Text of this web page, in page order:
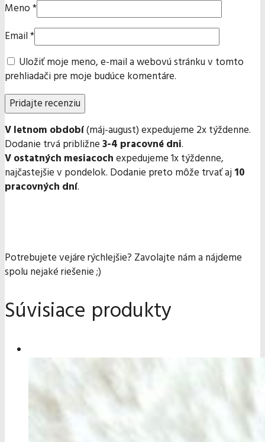
Meno*
Email*
Uložiť moje meno, e-mail a webovú stránku v tomto
prehliadači pre moje budúce komentáre.
V letnom období(máj-august) expedujeme 2x týždenne.
Dodanie trvá približne3-4 pracovné dni.
V ostatných mesiacochexpedujeme 1x týždenne,
najčastejšie v pondelok. Dodanie preto môže trvať aj10
pracovných dní.
Potrebujete vejáre rýchlejšie? Zavolajte nám a nájdeme
spolu nejaké riešenie ;)
Súvisiace produkty